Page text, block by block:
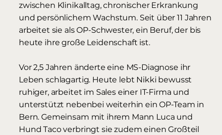
zwischen Klinikalltag, chronischer Erkrankung
und persönlichem Wachstum. Seit über 11 Jahren
arbeitet sie als OP-Schwester, ein Beruf, der bis
heute ihre große Leidenschaft ist.
Vor 2,5 Jahren änderte eine MS-Diagnose ihr
Leben schlagartig. Heute lebt Nikki bewusst
ruhiger, arbeitet im Sales einer IT-Firma und
unterstützt nebenbei weiterhin ein OP-Team in
Bern. Gemeinsam mit ihrem Mann Luca und
Hund Taco verbringt sie zudem einen Großteil